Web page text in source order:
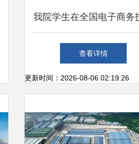
我院学生在全国电子商务
大赛中斩获团体二等奖，
上海互联网销售实力
查看详情
更新时间：2026-08-06 02:19:26